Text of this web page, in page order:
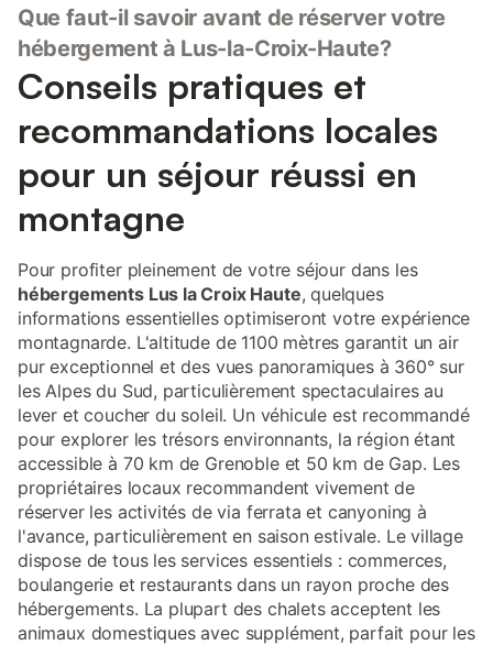
Que faut-il savoir avant de réserver votre
hébergement à Lus-la-Croix-Haute?
Conseils pratiques et
recommandations locales
pour un séjour réussi en
montagne
Pour profiter pleinement de votre séjour dans les
hébergements Lus la Croix Haute, quelques
informations essentielles optimiseront votre expérience
montagnarde. L'altitude de 1100 mètres garantit un air
pur exceptionnel et des vues panoramiques à 360° sur
les Alpes du Sud, particulièrement spectaculaires au
lever et coucher du soleil. Un véhicule est recommandé
pour explorer les trésors environnants, la région étant
accessible à 70 km de Grenoble et 50 km de Gap. Les
propriétaires locaux recommandent vivement de
réserver les activités de via ferrata et canyoning à
l'avance, particulièrement en saison estivale. Le village
dispose de tous les services essentiels : commerces,
boulangerie et restaurants dans un rayon proche des
hébergements. La plupart des chalets acceptent les
animaux domestiques avec supplément, parfait pour les